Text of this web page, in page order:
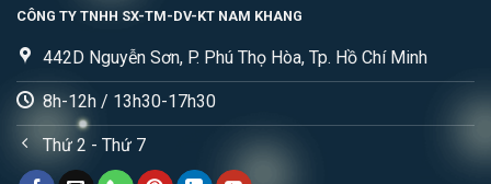
CÔNG TY TNHH SX-TM-DV-KT NAM KHANG
442D Nguyễn Sơn, P. Phú Thọ Hòa, Tp. Hồ Chí Minh
8h-12h / 13h30-17h30
Thứ 2 - Thứ 7